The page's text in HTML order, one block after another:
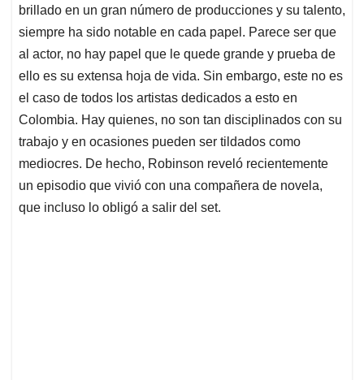
p
p
o
k
I
n
s
brillado en un gran número de producciones y su talento,
siempre ha sido notable en cada papel. Parece ser que
al actor, no hay papel que le quede grande y prueba de
ello es su extensa hoja de vida. Sin embargo, este no es
el caso de todos los artistas dedicados a esto en
Colombia. Hay quienes, no son tan disciplinados con su
trabajo y en ocasiones pueden ser tildados como
mediocres. De hecho, Robinson reveló recientemente
un episodio que vivió con una compañera de novela,
que incluso lo obligó a salir del set.